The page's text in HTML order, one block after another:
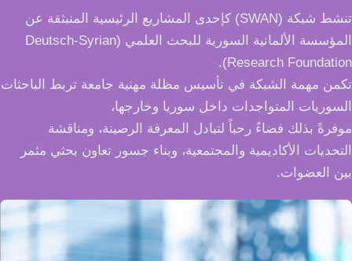
تنشط شبكة (SWAN) كإحدى المشاريع الرئيسية المنبثقة عن
المؤسسة الألمانية السورية للبحث العلمي (Deutsch-Syrian
Research Foundation).
تكمن مهمة الشبكة في تأسيس مظلة مهنية جامعة تربط الباحثات
السوريات المتواجدات داخل سوريا وخارجها،
موفرةً بذلك فضاءً رحباً لتبادل المعرفة الرصينة، ومناقشة
التحديات الأكاديمية والمجتمعية، وبناء جسور تعاون بحثي مثمر
بين العضوات.